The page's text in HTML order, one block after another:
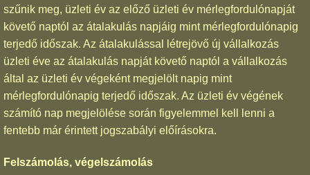
szűnik meg, üzleti év az előző üzleti év mérlegfordulónapját
követő naptól az átalakulás napjáig mint mérlegfordulónapig
terjedő időszak. Az átalakulással létrejövő új vállalkozás
üzleti éve az átalakulás napját követő naptól a vállalkozás
által az üzleti év végeként megjelölt napig mint
mérlegfordulónapig terjedő időszak. Az üzleti év végének
számító nap megjelölése során figyelemmel kell lenni a
fentebb már érintett jogszabályi előírásokra.
Felszámolás, végelszámolás